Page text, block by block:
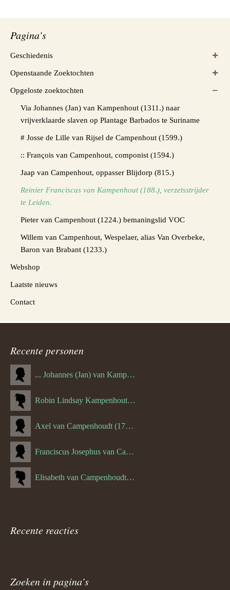
Pagina’s
Geschiedenis
Openstaande Zoektochten
Opgeloste zoektochten
Via Johannes (Jan) van Kampenhout (1311.) naar
vrijverklaarde slaven op Plantage Barbados te Suriname
# Josse de Lille van Rijsel de Campenhout (1599.)
:: François van Campenhout, componist (1594.)
Jaap van Campenhout, oppasser Blijdorp (815.)
Reinier Franciscus van Kampenhout (188.), verzetsstrijder
te Leiden.
Pieter van Campenhout (1224.) bemaningslid VOC
Willem van Campenhout, Wespelaer, alias Van Overbeke,
Baron van Brabant (1233.)
Webshop
Laatste nieuws
Contact
Recente personen
... Johannes (Jan) van Kampenhout (1311.)
Robin Lindsay Kampenhout (1346.) (06-03-2023)
Axel van Campenhoudt (1738.)
Franciscus Josephus van Campenhoudt (1719.) (10-08-1875)
Elisabeth van Campenhoudt (1716.) (28-05-1870)
Recente reacties
Zoeken in pagina’s